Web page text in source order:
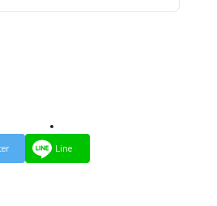
Line